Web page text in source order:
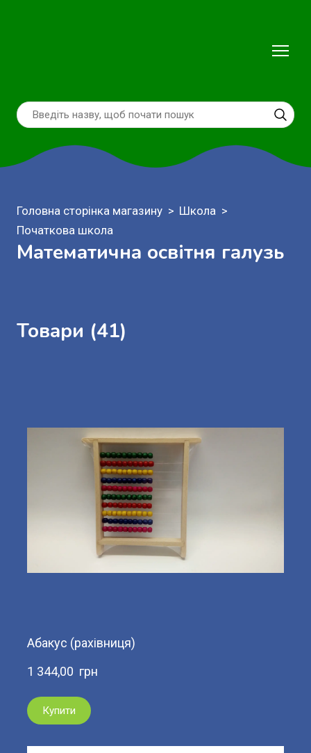
Головна сторінка магазину
Школа
Початкова школа
Математична освітня галузь
Товари (41)
Абакус (рахівниця)
1 344,00  грн
Купити